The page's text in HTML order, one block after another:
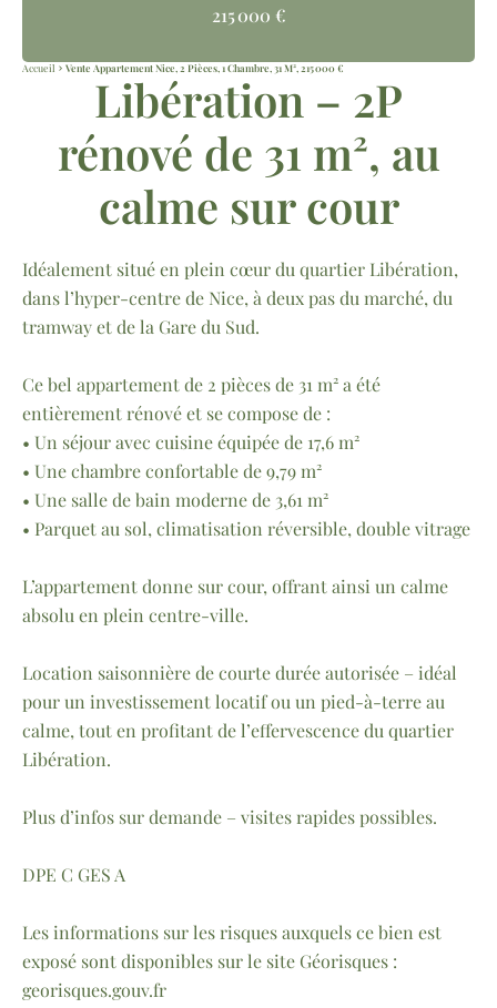
215 000 €
Accueil Vente Appartement Nice, 2 Pièces, 1 Chambre, 31 M², 215 000 €
Libération – 2P
rénové de 31 m², au
calme sur cour
Idéalement situé en plein cœur du quartier Libération,
dans l’hyper-centre de Nice, à deux pas du marché, du
tramway et de la Gare du Sud.
Ce bel appartement de 2 pièces de 31 m² a été
entièrement rénové et se compose de :
• Un séjour avec cuisine équipée de 17,6 m²
• Une chambre confortable de 9,79 m²
• Une salle de bain moderne de 3,61 m²
• Parquet au sol, climatisation réversible, double vitrage
L’appartement donne sur cour, offrant ainsi un calme
absolu en plein centre-ville.
Location saisonnière de courte durée autorisée – idéal
pour un investissement locatif ou un pied-à-terre au
calme, tout en profitant de l’effervescence du quartier
Libération.
Plus d’infos sur demande – visites rapides possibles.
DPE C GES A
Les informations sur les risques auxquels ce bien est
exposé sont disponibles sur le site Géorisques :
georisques.gouv.fr